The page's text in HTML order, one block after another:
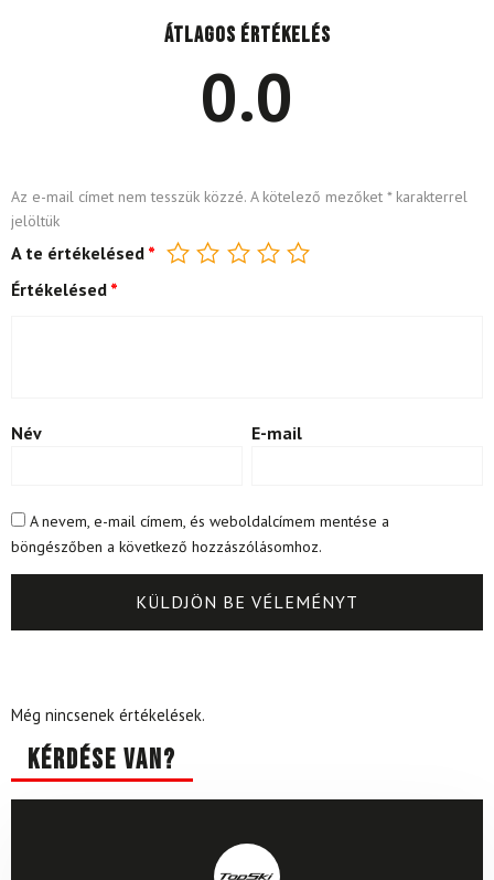
Átlagos értékelés
0.0
Az e-mail címet nem tesszük közzé. A kötelező mezőket *karakterrel
jelöltük
A te értékelésed *
Értékelésed *
Név E-mail
A nevem, e-mail címem, és weboldalcímem mentése a
böngészőben a következő hozzászólásomhoz.
Még nincsenek értékelések.
Kérdése van?